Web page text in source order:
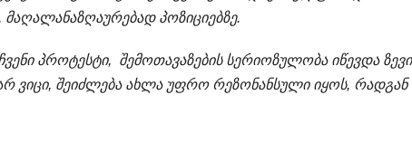
მაღალანაზღაურებად პოზიციებზე.
პროტესტი, შემოთავაზების სერიოზულობა იწევდა
ვიცი, შეიძლება ახლა უფრო რეზონანსული იყოს, რადგან